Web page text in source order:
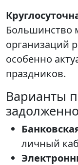
Большинство
организаций
особенно
праздников.
Варианты
личный